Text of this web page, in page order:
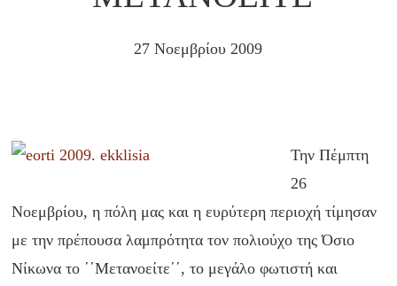
27 Νοεμβρίου 2009
Την Πέμπτη
26
Νοεμβρίου, η πόλη μας και η ευρύτερη περιοχή τίμησαν
με την πρέπουσα λαμπρότητα τον πολιούχο της Όσιο
Νίκωνα το ΄΄Μετανοείτε΄΄, το μεγάλο φωτιστή και